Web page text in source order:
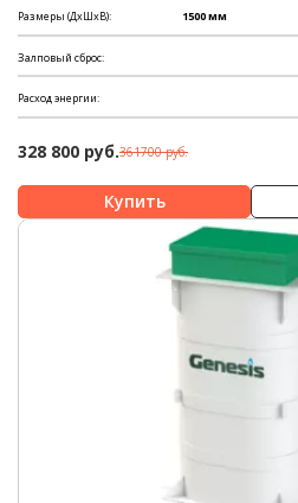
Размеры (ДхШхВ): 1500 мм
Залповый сброс:
Расход энергии:
328 800 руб.361700 руб.